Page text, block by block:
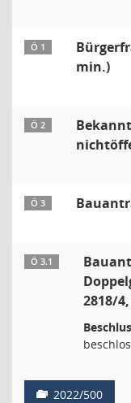
Ö 1
min.)
Ö 2
Ö 3
Ö 3.1
2818/
2022/500